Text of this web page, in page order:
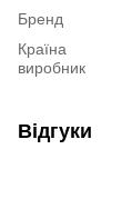
Бренд
Країна
виробник
Відгуки